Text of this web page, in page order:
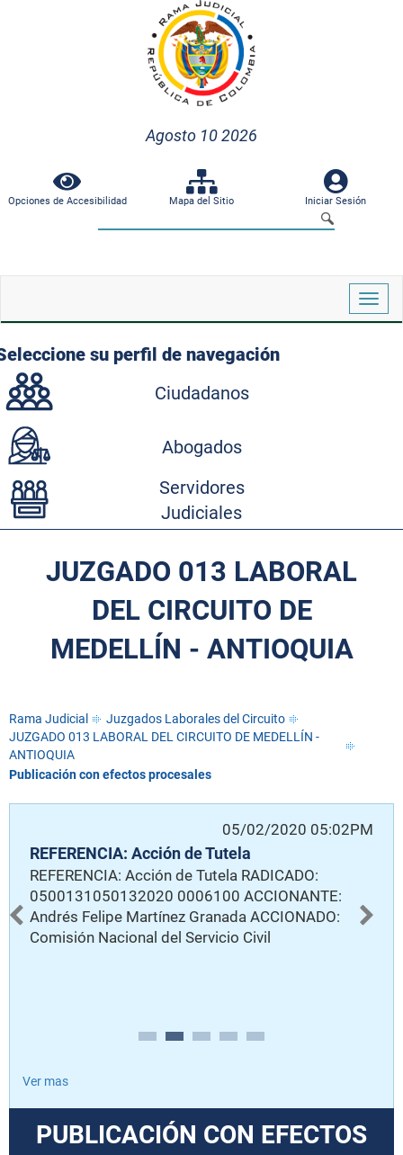
Agosto 10 2026
Opciones de Accesibilidad Mapa del Sitio Iniciar Sesión
su perfil de navegación
Ciudadanos
Abogados
Servidores
Judiciales
JUZGADO 013 LABORAL
DEL CIRCUITO DE
MEDELLÍN - ANTIOQUIA
Rama Judicial
Juzgados Laborales del Circuito
JUZGADO 013 LABORAL DEL CIRCUITO DE MEDELLÍN -
ANTIOQUIA
Publicación con efectos procesales
05/02/2020 05:02PM
REFERENCIA: Acción de Tutela
REFERENCIA: Acción de Tutela RADICADO:
0500131050132020 0006100 ACCIONANTE:
Andrés Felipe Martínez Granada ACCIONADO:
Comisión Nacional del Servicio Civil
Ver mas
PUBLICACIÓN CON EFECTOS